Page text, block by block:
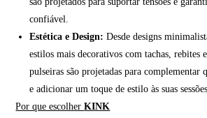
confiável.
Estética e Design: Desde designs
estilos mais decorativos com tachas, rebites
pulseiras são projetadas para complementar
e adicionar um toque de estilo às suas sessões.
Por que escolherKINK